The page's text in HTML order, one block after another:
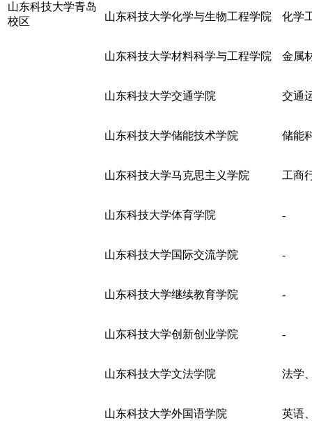
山东科技大学青岛
校区
山东科技大学化学与生物工程学院 化学
山东科技大学材料科学与工程学院 金属
山东科技大学交通学院 交通
山东科技大学储能技术学院 储能
山东科技大学马克思主义学院 工商
山东科技大学体育学院 -
山东科技大学国际交流学院 -
山东科技大学继续教育学院 -
山东科技大学创新创业学院 -
山东科技大学文法学院 法学
山东科技大学外国语学院 英语